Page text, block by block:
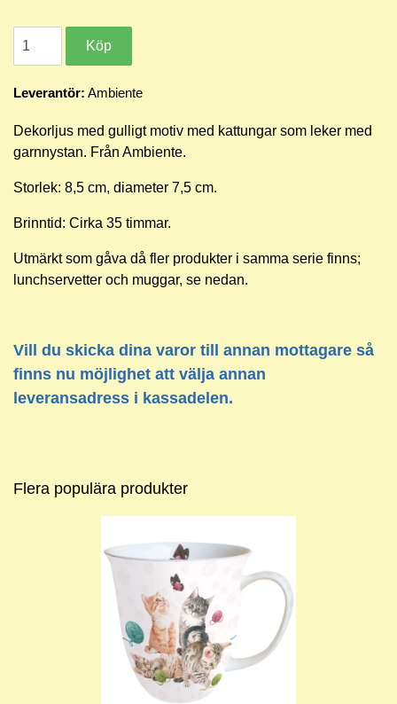
Leverantör: Ambiente
Dekorljus med gulligt motiv med kattungar som leker med
garnnystan. Från Ambiente.
Storlek: 8,5 cm, diameter 7,5 cm.
Brinntid: Cirka 35 timmar.
Utmärkt som gåva då fler produkter i samma serie finns;
lunchservetter och muggar, se nedan.
Vill du skicka dina varor till annan mottagare så
finns nu möjlighet att välja annan
leveransadress i kassadelen.
Flera populära produkter